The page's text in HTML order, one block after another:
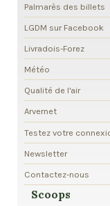
Palmarès des billets
LGDM sur Facebook
Livradois-Forez
Météo
Qualité de l'air
Arvernet
Testez votre
Newsletter
Contactez-nous
Scoops